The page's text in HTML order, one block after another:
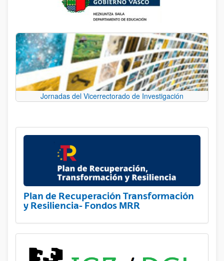
Jornadas del Vicerrectorado de Investigación
Plan de Recuperación Transformación
y Resiliencia- Fondos MRR